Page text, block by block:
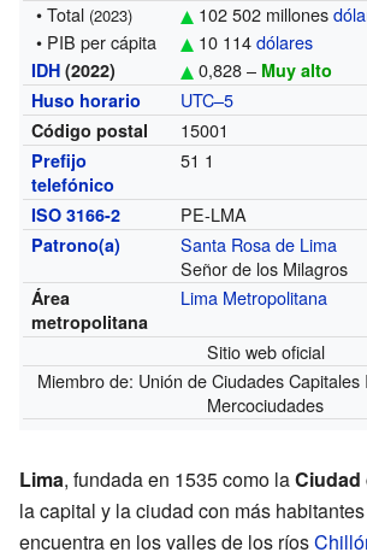
• Total (2023) 102 502 millones
• PIB per cápita
10 114dólares
IDH (2022) 0,828 – Muy alto
Huso horario
UTC–5
Código postal 15001
Prefijo
telefónico
51 1
ISO 3166-2 PE-LMA
Patrono(a)
Santa Rosa de Lima
Señor de los Milagros
Área
metropolitana
Lima Metropolitana
Sitio web oficial
Miembro de: Unión de Ciudades
Mercociudades
Lima, fundada en 1535 como laCiudad
la capital y la ciudad con más
encuentra en los valles de los ríos